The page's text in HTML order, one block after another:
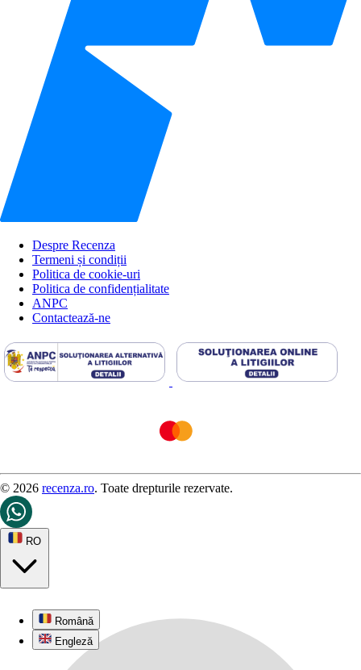
Despre Recenza
Termeni și condiții
Politica de cookie-uri
Politica de confidențialitate
ANPC
Contactează-ne
© 2026 recenza.ro. Toate drepturile rezervate.
RO
Română
Engleză